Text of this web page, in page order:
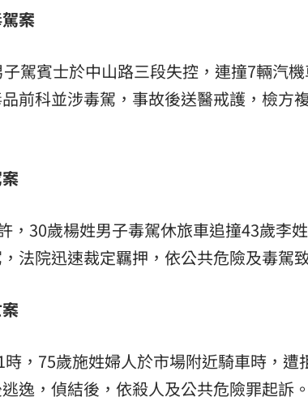
案
駕賓士於中山路三段失控，連撞7輛汽
前科並涉毒駕，事故後送醫戒護，檢方
，30歲楊姓男子毒駕休旅車追撞43歲李
法院迅速裁定羈押，依公共危險及毒駕
，75歲施姓婦人於市場附近騎車時，遭
逸，偵結後，依殺人及公共危險罪起訴。